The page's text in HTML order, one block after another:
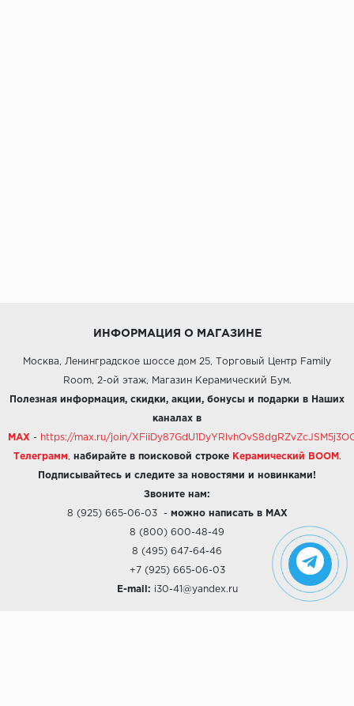
ИНФОРМАЦИЯ О МАГАЗИНЕ
Москва, Ленинградское шоссе дом 25, Торговый Центр Family
Room, 2-ой этаж, Магазин Керамический Бум.
Полезная информация, скидки, акции, бонусы и подарки в Наших
каналах в
MAX - https://max.ru/join/
Телеграмм набирайте в поисковой строке Керамический BOOM .
Подписывайтесь и следите за новостями и новинками!
Звоните нам:
8 (925) 665-06-03- можно написать в MAX
8 (800) 600-48-49
8 (495) 647-64-46
+7 (925) 665-06-03
E-mail: i30-41@yandex.ru